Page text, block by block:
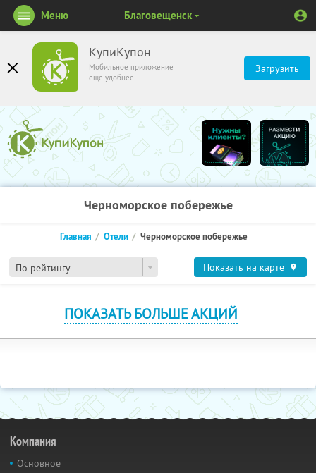
КупиКупон
Мобильное приложение
ещё удобнее
Загрузить
Меню Благовещенск
Черноморское побережье
По рейтингу
Главная Отели Черноморское побережье
Показать на карте
ПОКАЗАТЬ БОЛЬШЕ АКЦИЙ
Компания
Основное